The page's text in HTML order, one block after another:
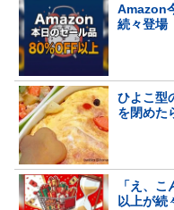
Amazon
続々登場
ひよこ型
を閉めた
「え、
以上が続